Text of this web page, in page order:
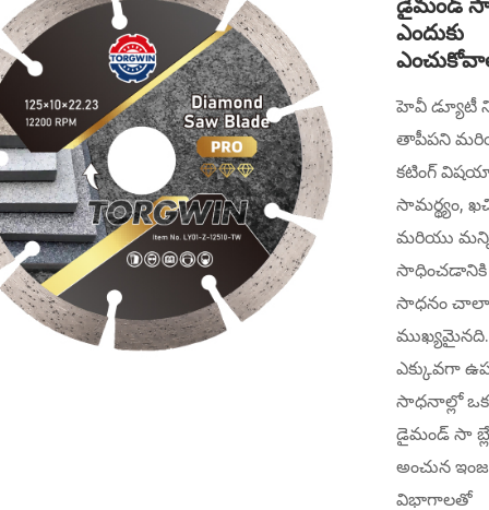
ఎందుకు
హెవీ డ్యూటీ
తాపీపని
కటింగ్
సామర్థ్యం,
మరియు
సాధించడానికి
సాధనం చాలా
ఎక్కువగా
సాధనాల్లో
డైమండ్ సా
అంచున
విభాగాలతో